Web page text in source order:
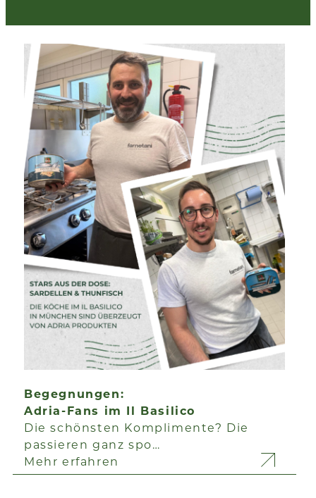
Begegnungen:
Adria-Fans im Il Basilico
Die schönsten Komplimente? Die
passieren ganz spo…
Mehr erfahren